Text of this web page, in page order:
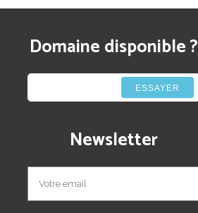
Domaine disponible ?
ESSAYER
Newsletter